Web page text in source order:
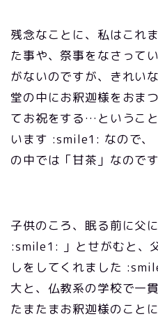
残念なことに、私はこれ
た事や、祭事をなさって
がないのですが、きれい
堂の中にお釈迦様をおま
てお祝をする…というこ
います :smile1: なので、
の中では「甘茶」なので
子供のころ、眠る前に父
:smile1: 」とせがむと、
しをしてくれました
大と、仏教系の学校で一
たまたまお釈迦様のこと